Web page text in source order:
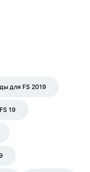
для FS 2019
19